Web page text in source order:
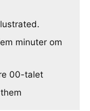
minuter om
00-talet